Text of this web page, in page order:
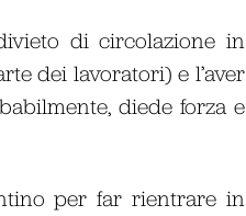
di circolazione in
dei lavoratori) e l’aver
diede forza e
per far rientrare in